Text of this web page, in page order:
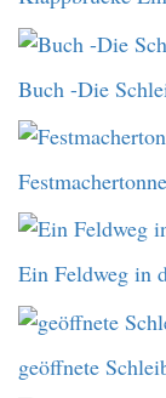
Buch -Die
Ein Feldweg in
geöffnete